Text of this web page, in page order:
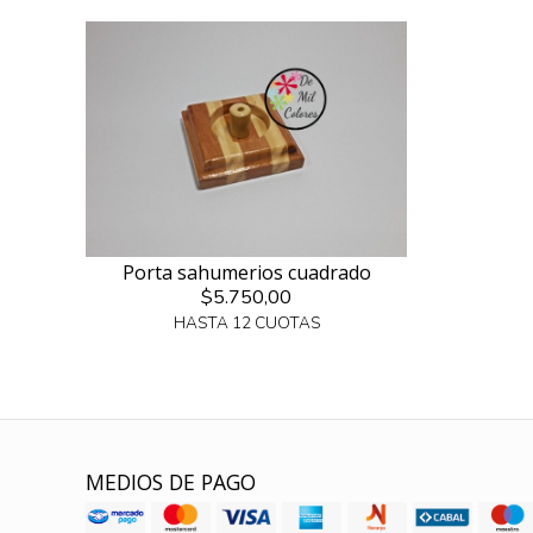
Porta sahumerios cuadrado
$5.750,00
HASTA 12 CUOTAS
MEDIOS DE PAGO